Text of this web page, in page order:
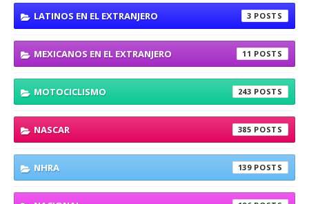
LATINOS EN EL EXTRANJERO 3
MEXICANOS EN EL EXTRANJERO 11
MOTOCICLISMO 243
NASCAR 385
NHRA 139